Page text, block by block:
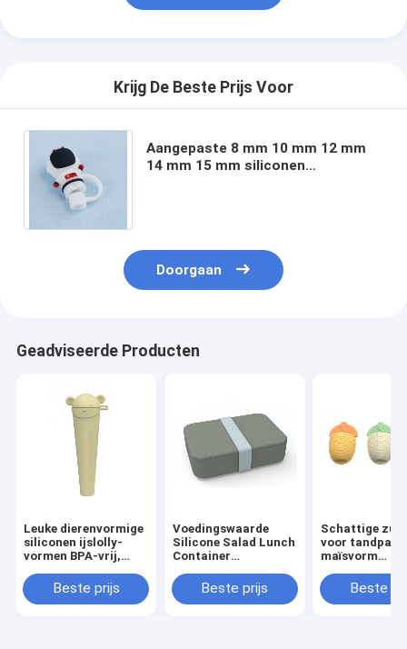
Krijg De Beste Prijs Voor
Aangepaste 8 mm 10 mm 12 mm
14 mm 15 mm siliconen
Doorgaan
Geadviseerde Producten
Leuke dierenvormige
siliconen ijslolly-
vormen BPA-vrij,
voor zelfgemaakte
ijsjes
Beste prijs
Voedingswaarde
Silicone Salad Lunch
Container
vrij Microwave Safe
Anti-Slip Functie 0-
Beste prijs
Schattige
voor
maïsvorm
Beste